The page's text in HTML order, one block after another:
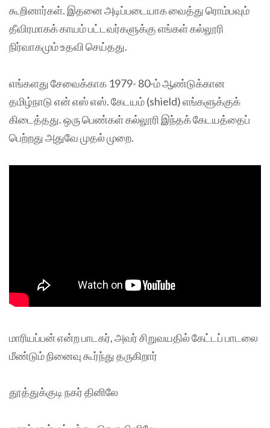
கூறினார்கள். இதனை அடிப்படையாக வைத்து ரொம்பவும்
தீவிரமாகக் காயம் பட்டவர்களுக்கு எங்கள் கல்லூரி
நிர்வாகமும் உதவி செய்தது.
எங்களது சேவைக்காக 1979- 80-ம் ஆண்டுக்கான
தமிழ்நாடு என் எஸ் எஸ். கேடயம் (shield) எங்களுக்குக்
கிடைத்தது. ஒரு பெண்கள் கல்லூரி இந்தக் கேடயத்தைப்
பெற்றது அதுவே முதல் முறை.
மாரியப்பன் என்ற பாடகர், அவர் சிறுவயதில் கேட்டப் பாடலை
மீண்டும் நினைவு கூர்ந்து தருகிறார்
தூத்துக்குடி நகர் தினிலே